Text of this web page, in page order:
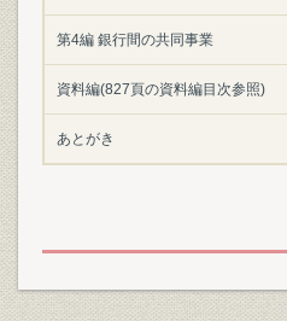
第4編 銀行間の共同事業
資料編(827頁の資料編目次参照)
あとがき